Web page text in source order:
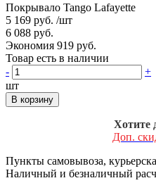
Покрывало Tango Lafayette
5 169 руб. /шт
6 088 руб.
Экономия 919 руб.
Товар есть в наличии
-
+
шт
В корзину
Хотите
Доп.
Пункты самовывоза,
Наличный и безналичный